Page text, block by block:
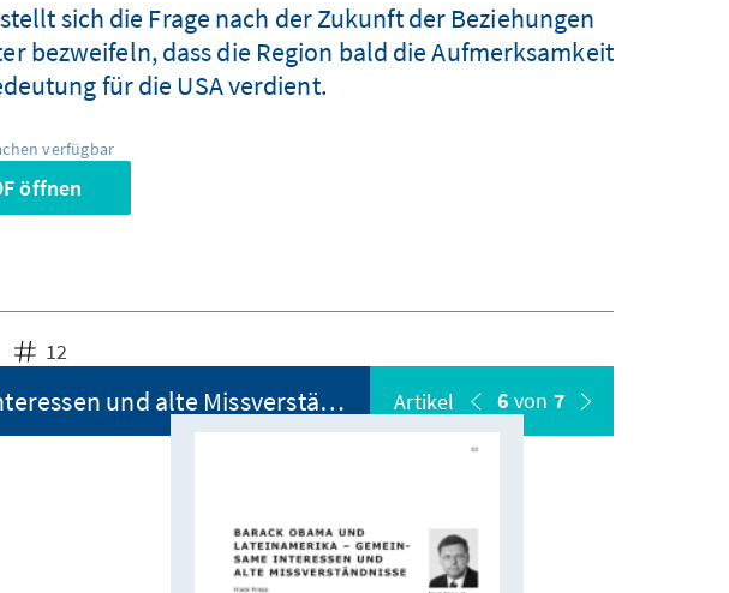
sich die Frage nach der Zukunft der Beziehungen
bezweifeln, dass die Region bald die Aufmerksamkeit
für die USA verdient.
verfügbar
öffnen
12
Barack Obama und Lateinamerika - Gemeinsame Interessen und alte Missverständnisse Artikel 6 von 7